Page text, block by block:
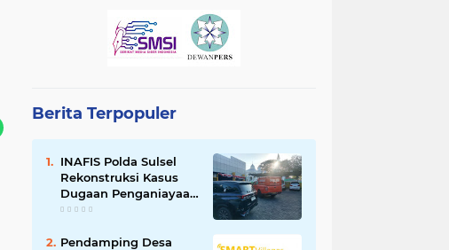
Berita Terpopuler
INAFIS Polda Sulsel
Rekonstruksi Kasus
Dugaan Penganiayaan
Pegawai BKSDM
Pendamping Desa